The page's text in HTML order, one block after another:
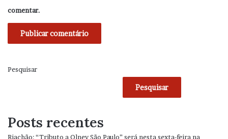
comentar.
Pesquisar
Pesquisar
Posts recentes
Riachão: “Tributo a Olney São Paulo” será nesta sexta-feira na